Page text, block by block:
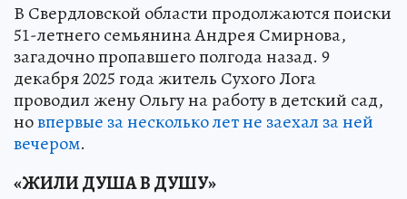
В Свердловской области продолжаются поиски
51-летнего семьянина Андрея Смирнова,
загадочно пропавшего полгода назад. 9
декабря 2025 года житель Сухого Лога
проводил жену Ольгу на работу в детский сад,
новпервые за несколько лет не заехал за ней
вечером.
«ЖИЛИ ДУША В ДУШУ»